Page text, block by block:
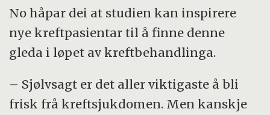
No håpar dei at studien kan inspirere
nye kreftpasientar til å finne denne
gleda i løpet av kreftbehandlinga.
– Sjølvsagt er det aller viktigaste å bli
frisk frå kreftsjukdomen. Men kanskje